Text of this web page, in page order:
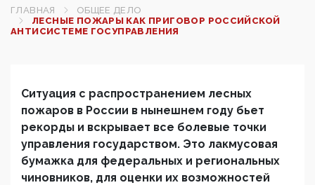
ГЛАВНАЯ
ОБЩЕЕ ДЕЛО
ЛЕСНЫЕ ПОЖАРЫ КАК ПРИГОВОР РОССИЙСКОЙ
АНТИСИСТЕМЕ ГОСУПРАВЛЕНИЯ
Ситуация с распространением лесных
пожаров в России в нынешнем году бьет
рекорды и вскрывает все болевые точки
управления государством. Это лакмусовая
бумажка для федеральных и региональных
чиновников, для оценки их возможностей